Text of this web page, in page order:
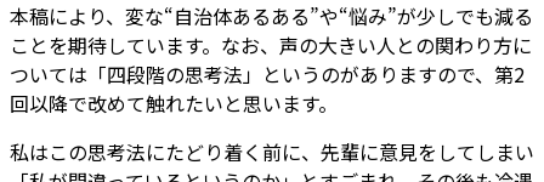
本稿により、変な“自治体あるある”や“悩み”が少しでも減る
ことを期待しています。なお、声の大きい人との関わり方に
ついては「四段階の思考法」というのがありますので、第2
回以降で改めて触れたいと思います。
私はこの思考法にたどり着く前に、先輩に意見をしてしまい